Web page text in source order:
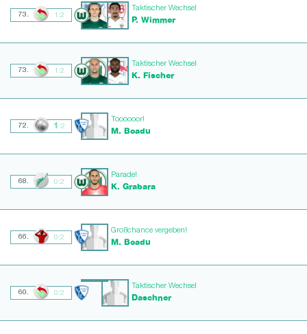
73. 1:2
Taktischer Wechsel
P. Wimmer
73. 1:2
Taktischer Wechsel
K. Fischer
72. 1 :2
Toooooor!
M. Boadu
68. 0:2
Parade!
K. Grabara
66. 0:2
Großchance vergeben!
M. Boadu
60. 0:2
Taktischer Wechsel
Daschner